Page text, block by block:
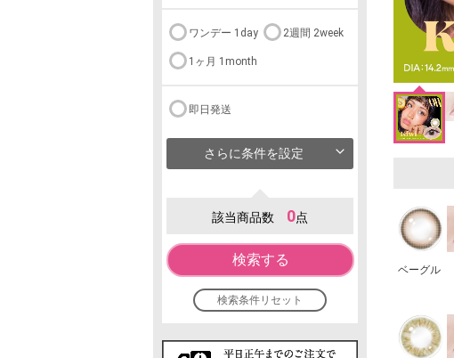
ワンデー 1day 2週間 2week
1ヶ月 1month
即日発送
さらに条件を設定
該当商品数 0点
検索する
検索条件リセット
ベーグル